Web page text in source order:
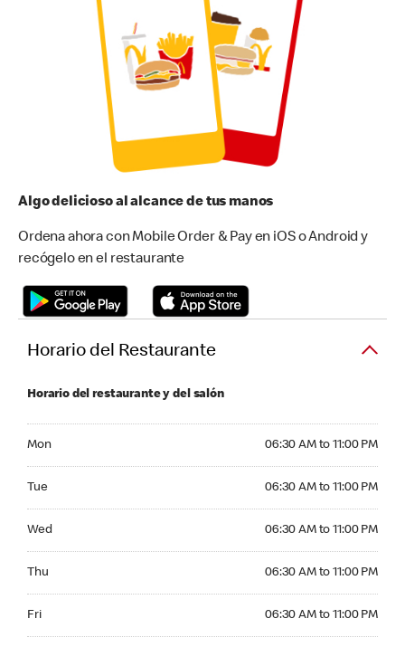
Algo delicioso al alcance de tus manos
Ordena ahora con Mobile Order & Pay en iOS o Android y
recógelo en el restaurante
Horario del Restaurante
Horario del restaurante y del salón
Mon 06:30 AM to 11:00 PM
Tue 06:30 AM to 11:00 PM
Wed 06:30 AM to 11:00 PM
Thu 06:30 AM to 11:00 PM
Fri 06:30 AM to 11:00 PM